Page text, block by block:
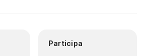
Participa